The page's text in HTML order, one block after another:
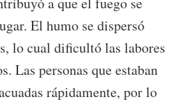
El humo se dispersó
lo cual dificultó las labores
Las personas que estaban
rápidamente, por lo